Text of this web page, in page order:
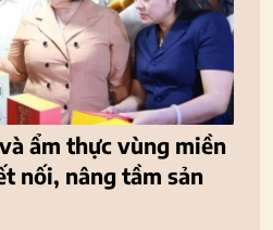
ẩm thực vùng miền
nối, nâng tầm sản